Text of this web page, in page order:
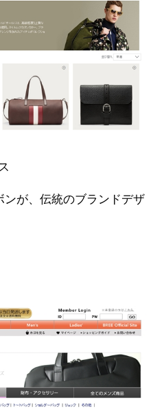
が、伝統のブランドデザ